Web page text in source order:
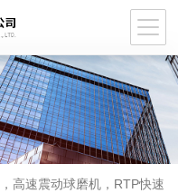
高速震动球磨机，RTP快速